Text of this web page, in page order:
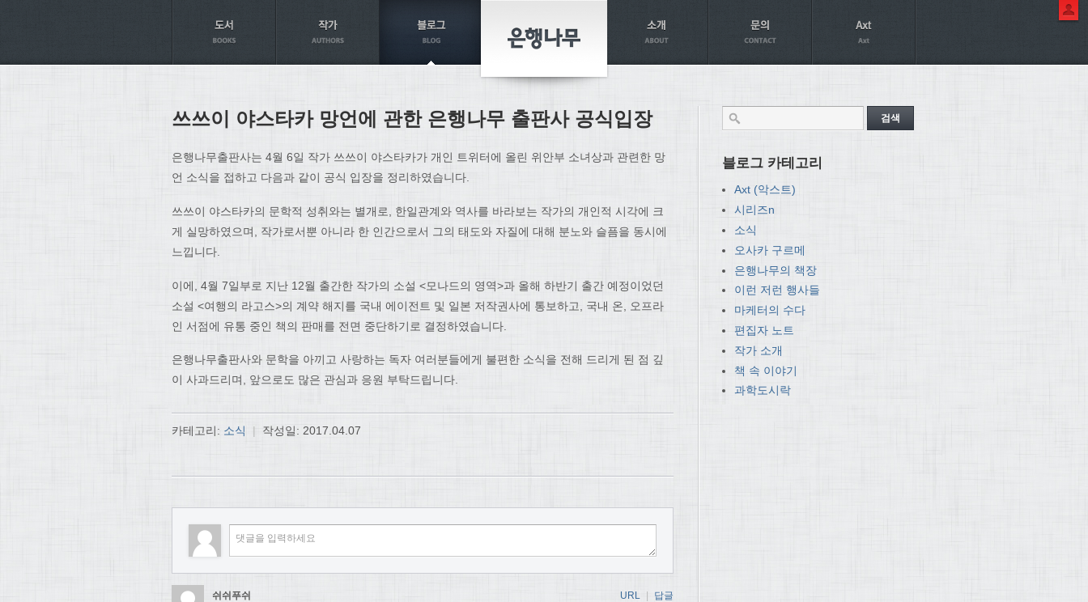
쓰쓰이 야스타카 망언에 관한 은행나무 출판사 공식입장
은행나무출판사는 4월 6일 작가 쓰쓰이 야스타카가 개인 트위터에 올린 위안부 소녀상과 관련한 망
언 소식을 접하고 다음과 같이 공식 입장을 정리하였습니다.
쓰쓰이 야스타카의 문학적 성취와는 별개로, 한일관계와 역사를 바라보는 작가의 개인적 시각에 크
게 실망하였으며, 작가로서뿐 아니라 한 인간으로서 그의 태도와 자질에 대해 분노와 슬픔을 동시에
느낍니다.
이에, 4월 7일부로 지난 12월 출간한 작가의 소설 <모나드의 영역>과 올해 하반기 출간 예정이었던
소설 <여행의 라고스>의 계약 해지를 국내 에이전트 및 일본 저작권사에 통보하고, 국내 온, 오프라
인 서점에 유통 중인 책의 판매를 전면 중단하기로 결정하였습니다.
은행나무출판사와 문학을 아끼고 사랑하는 독자 여러분들에게 불편한 소식을 전해 드리게 된 점 깊
이 사과드리며, 앞으로도 많은 관심과 응원 부탁드립니다.
카테고리: 소식 | 작성일: 2017.04.07
쉬쉬푸쉬 URL | 답글
블로그 카테고리
Axt (악스트)
시리즈n
소식
오사카 구르메
은행나무의 책장
이런 저런 행사들
마케터의 수다
편집자 노트
작가 소개
책 속 이야기
과학도시락